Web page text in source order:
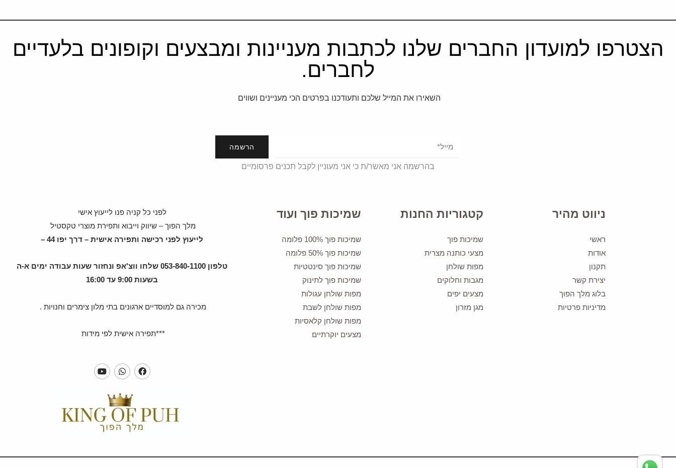
הצטרפו למועדון החברים שלנו לכתבות מעניינות ומבצעים וקופונים בלעדיים
לחברים.
השאירו את המייל שלכם ותעודכנו בפרטים הכי מעניינים ושווים
הרשמה
בהרשמה אני מאשר/ת כי אני מעוניין לקבל תכנים פרסומיים
ניווט מהיר
ראשי
אודות
תקנון
יצירת קשר
בלוג מלך הפוך
מדיניות פרטיות
קטגוריות החנות
שמיכות פוך
מצעי כותנה מצרית
מפות שולחן
מגבות וחלוקים
מצעים יפים
מגן מזרון
שמיכות פוך ועוד
שמיכות פוך 100% פלומה
שמיכות פוך 50% פלומה
שמיכות פוך סינטטיות
שמיכות פוך לתינוק
מפות שולחן עגולות
מפות שולחן לשבת
מפות שולחן קלאסיות
מצעים יוקרתיים
לפני כל קניה פנו לייעוץ אישי
מלך הפוך – שיווק וייבוא ותפירת מוצרי טקסטיל
לייעוץ לפני רכישה ותפירה אישית – דרך יפו 44 –
טלפון 053-840-1100 שלחו ווצ'אפ ונחזור שעות עבודה ימים א-ה
בשעות 9:00 עד 16:00
מכירה גם למוסדיים ארגונים בתי מלון צימרים וחנויות .
***תפירה אישית לפי מידות